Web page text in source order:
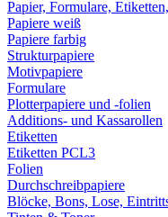
Papier, Formulare,
Papiere weiß
Papiere farbig
Strukturpapiere
Motivpapiere
Formulare
Plotterpapiere und -folien
Additions- und Kassarollen
Etiketten
Etiketten PCL3
Folien
Durchschreibpapiere
Blöcke, Bons, Lose,